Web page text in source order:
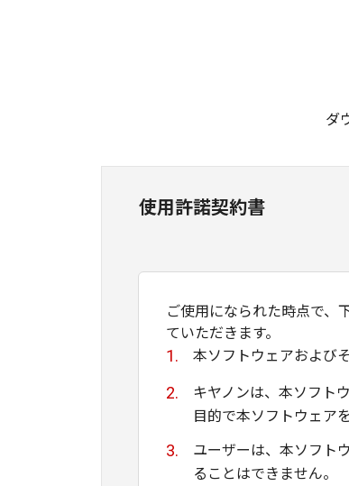
ダ
使用許諾契約書
ご使用になられた時点で、
ていただきます。
本ソフトウェアおよび
キヤノンは、本ソフト
目的で本ソフトウェア
ユーザーは、本ソフト
ることはできません。